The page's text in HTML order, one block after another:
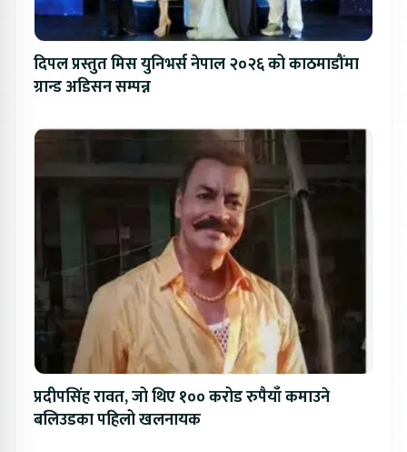
दिपल प्रस्तुत मिस युनिभर्स नेपाल २०२६ को काठमाडौंमा
ग्रान्ड अडिसन सम्पन्न
प्रदीपसिंह रावत, जो थिए १०० करोड रुपैयाँ कमाउने
बलिउडका पहिलो खलनायक